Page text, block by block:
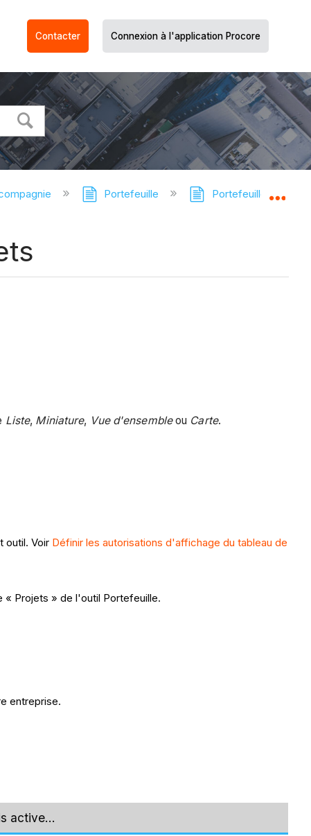
Contacter Connexion à l'application Procore
Portefeuille Portefeuille -
Liste, Miniature, Vue d'ensembleou Carte.
outil. Voir Définir les autorisations d'affichage du tableau de
« Projets » de l'outil Portefeuille.
entreprise.
active…